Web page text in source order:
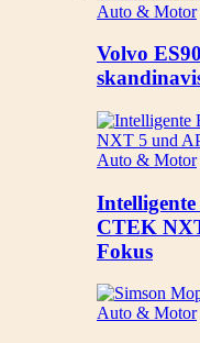
Auto & Motor
Volvo
Auto & Motor
CTEK
Fokus
Auto & Motor